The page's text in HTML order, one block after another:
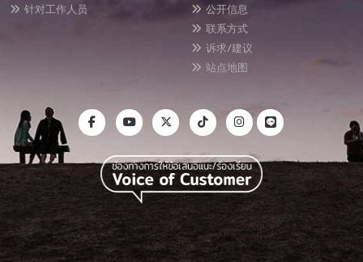
针对工作人员
公开信息
联系方式
诉求/建议
站点地图